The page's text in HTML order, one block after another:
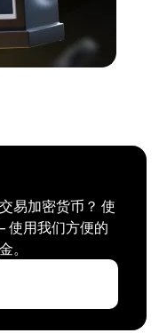
易加密货币？ 使
使用我们方便的
。